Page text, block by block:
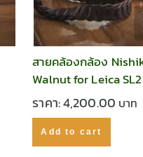
สายคล้องกล้อง
Walnut for Leica
ราคา:4,200.00
Add to cart